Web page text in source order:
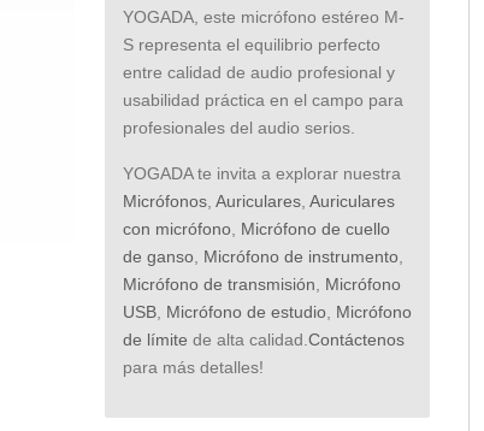
YOGADA, este micrófono estéreo M-
S representa el equilibrio perfecto
entre calidad de audio profesional y
usabilidad práctica en el campo para
profesionales del audio serios.
YOGADA te invita a explorar nuestra
Micrófonos, Auriculares, Auriculares
con micrófono, Micrófono de cuello
de ganso, Micrófono de instrumento,
Micrófono de transmisión, Micrófono
USB, Micrófono de estudio, Micrófono
de límite de alta calidad.Contáctenos
para más detalles!